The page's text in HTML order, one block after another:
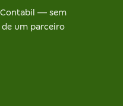
Contabil — sem
um parceiro